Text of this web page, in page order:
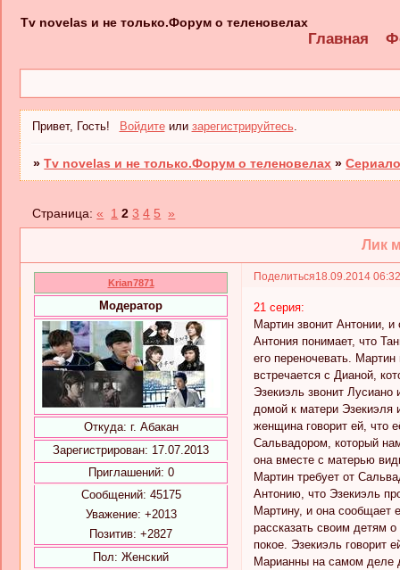
Tv novelas и не только.Форум о теленовелах
Главная
Привет, Гость! Войдитеили зарегистрируйтесь.
»Tv novelas и не только.Форум о теленовелах »
Лик
Страница:« 1 2 3 4 5 »
Поделиться18.09.2014
Krian7871
Модератор
Откуда: г. Абакан
Зарегистрирован: 17.07.2013
Приглашений: 0
Сообщений: 45175
Уважение: +2013
Позитив: +2827
Пол: Женский
21 серия:
Мартин звонит Антонии,
Антония понимает, что
его переночевать.
встречается с Дианой,
Эзекиэль звонит
домой к матери Эзекиэля
женщина говорит ей, что
Сальвадором, который
она вместе с матерью
Мартин требует от
Антонию, что Эзекиэль
Мартину, и она сообщает
рассказать своим детям
покое. Эзекиэль говорит
Марианны на самом деле